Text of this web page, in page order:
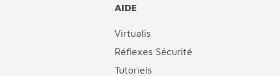
AIDE
Virtualis
Réflexes Sécurité
Tutoriels